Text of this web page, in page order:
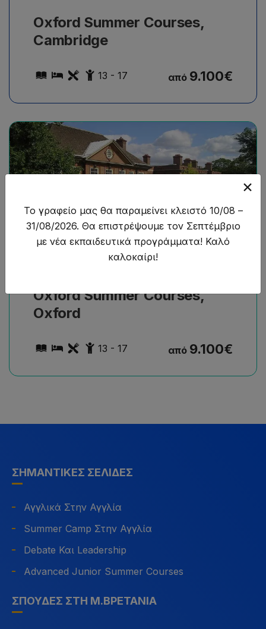
Oxford Summer Courses,
Cambridge
13 - 17 από 9.100€
Ακαδημαϊκό Πρόγραμμα
Oxford Summer Courses,
Oxford
13 - 17 από 9.100€
25 εξειδικευμένα μαθήματα την εβδομάδα σε
διάφορα προγράμματα ειδικότητας.
ΣΗΜΑΝΤΙΚΈΣ ΣΕΛΊΔΕΣ
Αγγλικά Στην Αγγλία
Summer Camp Στην Αγγλία
Debate Και Leadership
Advanced Junior Summer Courses
ΣΠΟΥΔΈΣ ΣΤΗ Μ.ΒΡΕΤΑΝΊΑ
Το γραφείο μας θα παραμείνει κλειστό 10/08 –
31/08/2026. Θα επιστρέψουμε τον Σεπτέμβριο
με νέα εκπαιδευτικά προγράμματα! Καλό
καλοκαίρι!